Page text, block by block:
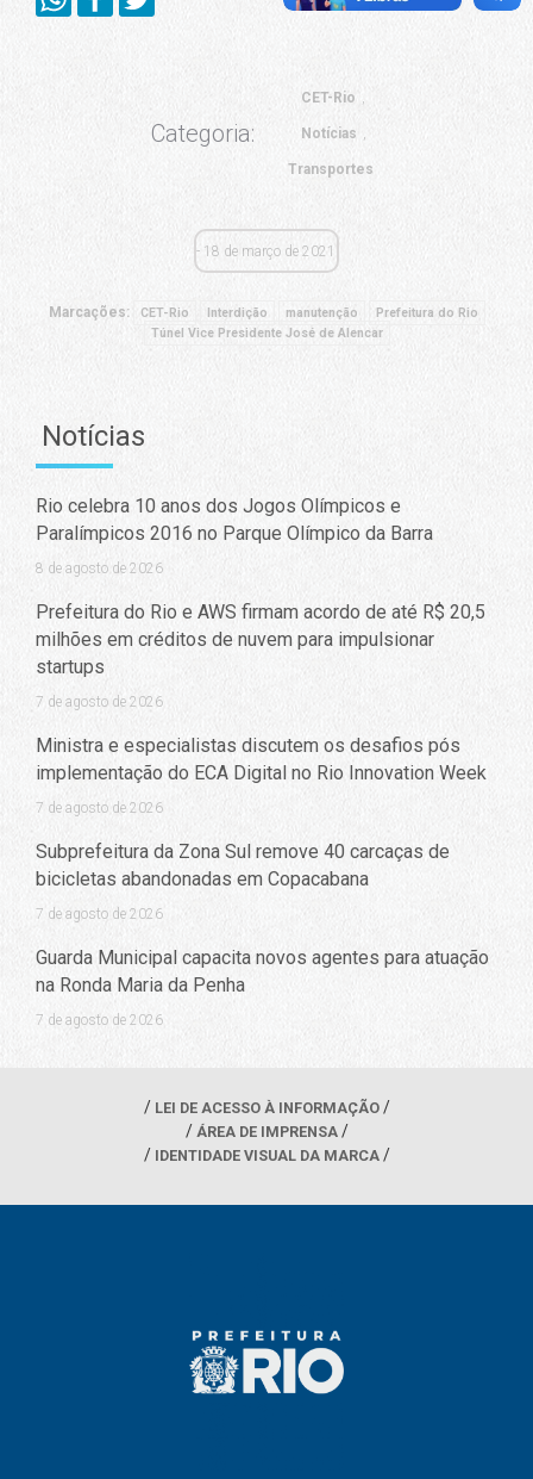
Categoria:
CET-Rio
Notícias
Transportes
18 de março de 2021
Marcações: CET-Rio Interdição manutenção
Prefeitura do Rio
Túnel Vice Presidente José de Alencar
Notícias
Rio celebra 10 anos dos Jogos Olímpicos e
Paralímpicos 2016 no Parque Olímpico da Barra
8 de agosto de 2026
Prefeitura do Rio e AWS firmam acordo de até R$ 20,5
milhões em créditos de nuvem para impulsionar
startups
7 de agosto de 2026
Ministra e especialistas discutem os desafios pós
implementação do ECA Digital no Rio Innovation Week
7 de agosto de 2026
Subprefeitura da Zona Sul remove 40 carcaças de
bicicletas abandonadas em Copacabana
7 de agosto de 2026
Guarda Municipal capacita novos agentes para atuação
na Ronda Maria da Penha
7 de agosto de 2026
LEI DE ACESSO À INFORMAÇÃO
ÁREA DE IMPRENSA
IDENTIDADE VISUAL DA MARCA